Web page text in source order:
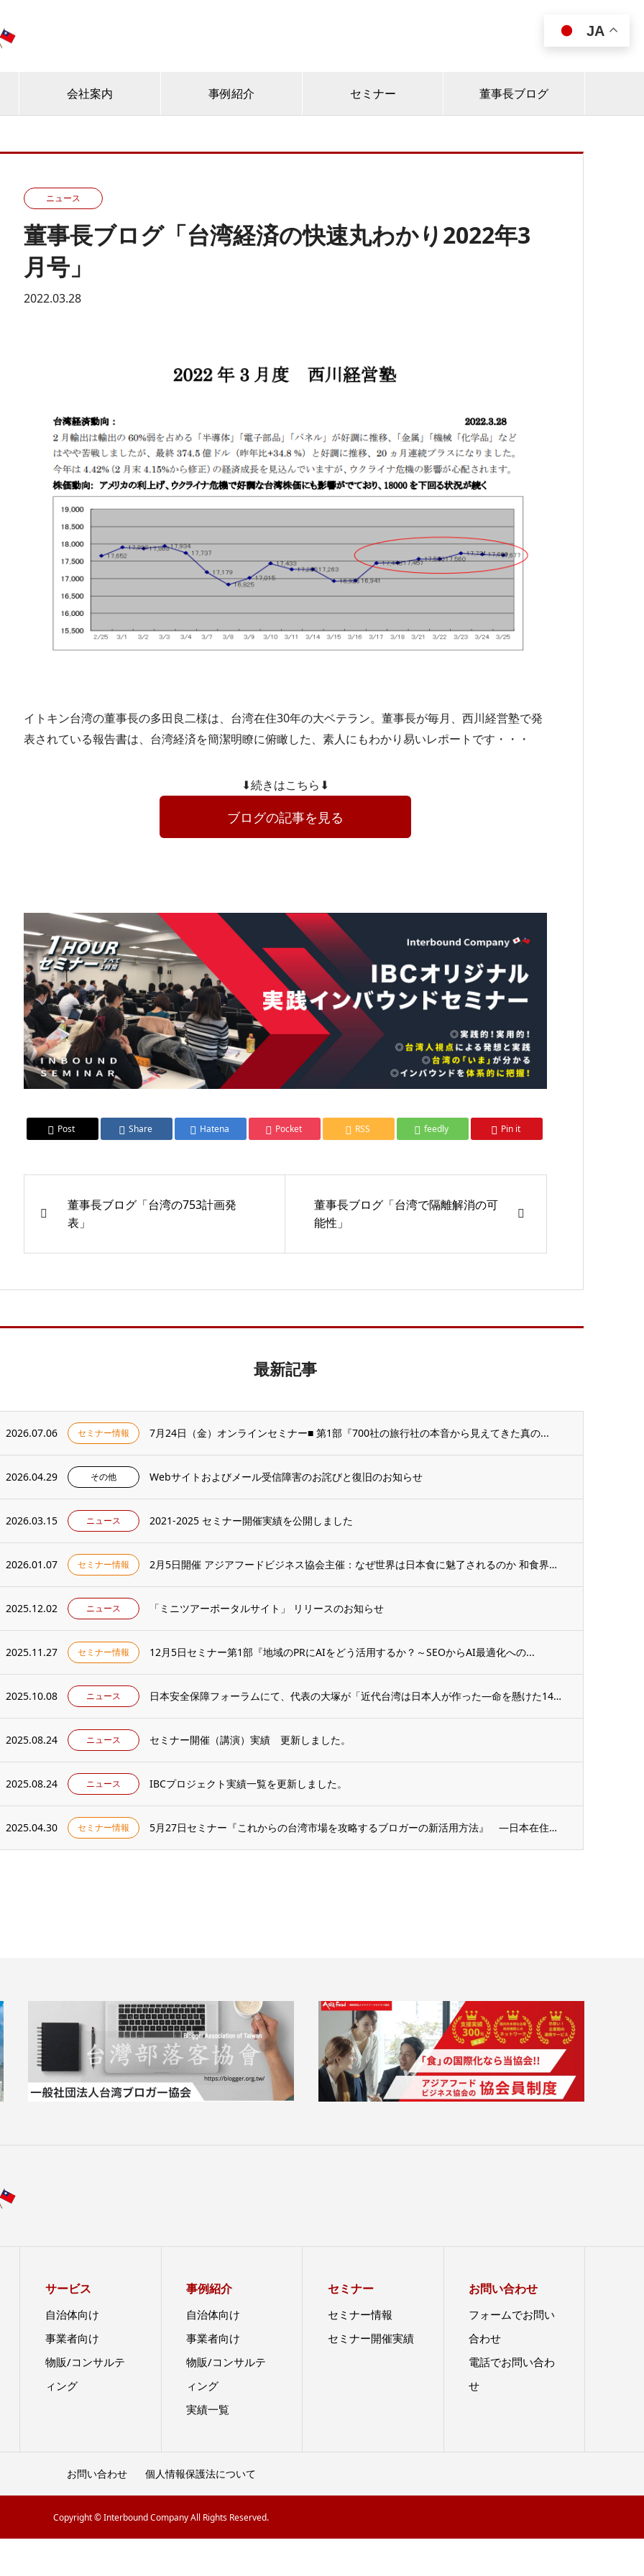

会社案内 事例紹介 セミナー 董事長ブログ
ニュース
董事長ブログ「台湾経済の快速丸わかり2022年3
月号」
2022.03.28
イトキン台湾の董事長の多田良二様は、台湾在住30年の大ベテラン。董事長が毎月、西川経営塾で発
表されている報告書は、台湾経済を簡潔明瞭に俯瞰した、素人にもわかり易いレポートです・・・
⬇続きはこちら⬇
ブログの記事を見る
Post Share Hatena Pocket RSS feedly Pin it
董事長ブログ「台湾の753計画発
表」
董事長ブログ「台湾で隔離解消の可
能性」
最新記事
2026.07.06 セミナー情報 7月24日（金）オンラインセミナー■ 第1部『700社の旅行社の本音から見えてきた真の...
2026.04.29 その他 Webサイトおよびメール受信障害のお詫びと復旧のお知らせ
2026.03.15 ニュース 2021-2025 セミナー開催実績を公開しました
2026.01.07 セミナー情報 2月5日開催 アジアフードビジネス協会主催：なぜ世界は日本食に魅了されるのか 和食界の...
2025.12.02 ニュース 「ミニツアーポータルサイト」 リリースのお知らせ
2025.11.27 セミナー情報 12月5日セミナー第1部『地域のPRにAIをどう活用するか？～SEOからAI最適化への...
2025.10.08 ニュース 日本安全保障フォーラムにて、代表の大塚が「近代台湾は日本人が作った―命を懸けた14人の...
2025.08.24 ニュース セミナー開催（講演）実績 更新しました。
2025.08.24 ニュース IBCプロジェクト実績一覧を更新しました。
2025.04.30 セミナー情報 5月27日セミナー『これからの台湾市場を攻略するブロガーの新活用方法』 ―日本在住十年...
サービス
自治体向け
事業者向け
物販/コンサルテ
ィング
事例紹介
自治体向け
事業者向け
物販/コンサルテ
ィング
実績一覧
セミナー
セミナー情報
セミナー開催実績
お問い合わせ
フォームでお問い
合わせ
電話でお問い合わ
せ
お問い合わせ 個人情報保護法について
Copyright © Interbound Company All Rights Reserved.
JA